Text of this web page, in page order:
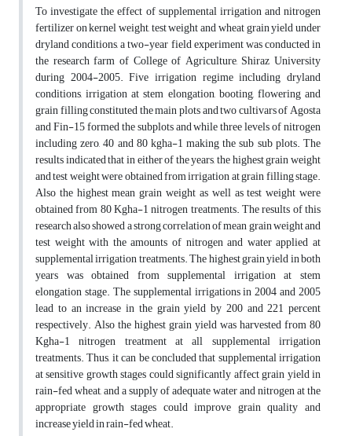
To investigate the effect of supplemental irrigation and nitrogen
fertilizer on kernel weight, test weight and wheat grain yield under
dryland conditions, a two-year field experiment was conducted in
the research farm of College of Agriculture, Shiraz University
during 2004-2005. Five irrigation regime including dryland
conditions, irrigation at stem elongation, booting, flowering and
grain filling constituted the main plots and two cultivars of Agosta
and Fin-15 formed the subplots and while three levels of nitrogen
including zero, 40 and 80 kgha-1 making the sub sub plots. The
results indicated that in either of the years, the highest grain weight
and test weight were obtained from irrigation at grain filling stage.
Also the highest mean grain weight as well as test weight were
obtained from 80 Kgha-1 nitrogen treatments. The results of this
research also showed a strong correlation of mean grain weight and
test weight with the amounts of nitrogen and water applied at
supplemental irrigation treatments. The highest grain yield in both
years was obtained from supplemental irrigation at stem
elongation stage. The supplemental irrigations in 2004 and 2005
lead to an increase in the grain yield by 200 and 221 percent
respectively. Also the highest grain yield was harvested from 80
Kgha-1 nitrogen treatment at all supplemental irrigation
treatments. Thus, it can be concluded that supplemental irrigation
at sensitive growth stages could significantly affect grain yield in
rain-fed wheat, and a supply of adequate water and nitrogen at the
appropriate growth stages could improve grain quality and
increase yield in rain-fed wheat.